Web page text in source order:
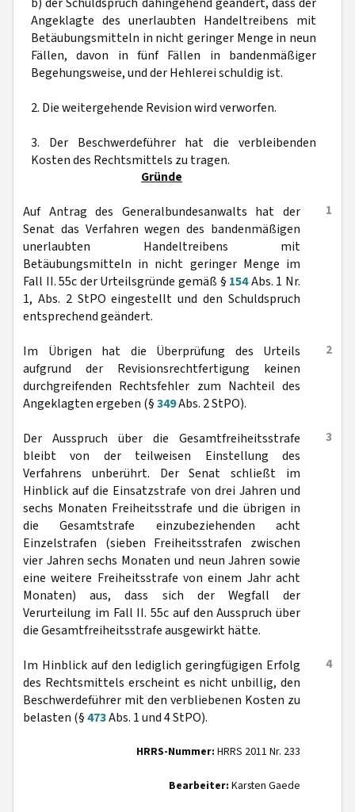
Angeklagte des unerlaubten Handeltreibens mit
Betäubungsmitteln in nicht geringer Menge in neun
Fällen, davon in fünf Fällen in bandenmäßiger
Begehungsweise, und der Hehlerei schuldig ist.
2. Die weitergehende Revision wird verworfen.
3. Der Beschwerdeführer hat die verbleibenden
Kosten des Rechtsmittels zu tragen.
Gründe
1
Auf Antrag des Generalbundesanwalts hat der
Senat das Verfahren wegen des bandenmäßigen
unerlaubten Handeltreibens mit
Betäubungsmitteln in nicht geringer Menge im
Fall II. 55c der Urteilsgründe gemäß § 154Abs. 1 Nr.
1, Abs. 2 StPO eingestellt und den Schuldspruch
entsprechend geändert.
2
Im Übrigen hat die Überprüfung des Urteils
aufgrund der Revisionsrechtfertigung keinen
durchgreifenden Rechtsfehler zum Nachteil des
Angeklagten ergeben (§349Abs. 2 StPO).
3
Der Ausspruch über die Gesamtfreiheitsstrafe
bleibt von der teilweisen Einstellung des
Verfahrens unberührt. Der Senat schließt im
Hinblick auf die Einsatzstrafe von drei Jahren und
sechs Monaten Freiheitsstrafe und die übrigen in
die Gesamtstrafe einzubeziehenden acht
Einzelstrafen (sieben Freiheitsstrafen zwischen
vier Jahren sechs Monaten und neun Jahren sowie
eine weitere Freiheitsstrafe von einem Jahr acht
Monaten) aus, dass sich der Wegfall der
Verurteilung im Fall II. 55c auf den Ausspruch über
die Gesamtfreiheitsstrafe ausgewirkt hätte.
4
Im Hinblick auf den lediglich geringfügigen Erfolg
des Rechtsmittels erscheint es nicht unbillig, den
Beschwerdeführer mit den verbliebenen Kosten zu
belasten (§473Abs. 1 und 4 StPO).
HRRS-Nummer: HRRS 2011 Nr. 233
Bearbeiter: Karsten Gaede